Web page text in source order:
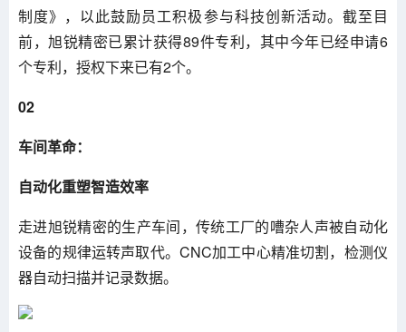
制度》，以此鼓励员工积极参与科技创新活动。截至目
前，旭锐精密已累计获得89件专利，其中今年已经申请6
个专利，授权下来已有2个。
02
车间革命：
自动化重塑智造效率
走进旭锐精密的生产车间，传统工厂的嘈杂人声被自动化
设备的规律运转声取代。CNC加工中心精准切割，检测仪
器自动扫描并记录数据。